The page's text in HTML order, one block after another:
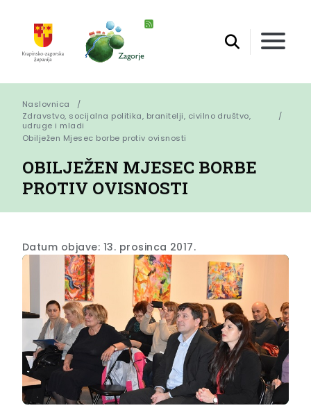
Naslovnica
Zdravstvo, socijalna politika, branitelji, civilno društvo,
udruge i mladi
Obilježen Mjesec borbe protiv ovisnosti
OBILJEŽEN MJESEC BORBE
PROTIV OVISNOSTI
Datum objave: 13. prosinca 2017.